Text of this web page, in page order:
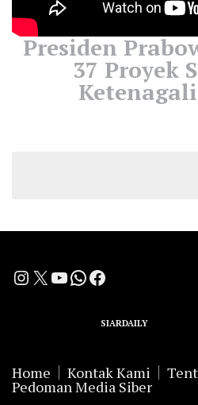
Presiden
37 Proyek
Instagram
X YouTube
WhatsApp
Facebook
SIARDAILY
Home Kontak Kami
Pedoman Media Siber